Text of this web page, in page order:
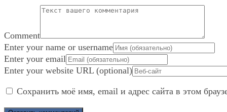
Comment
Enter your name or username
Enter your email
Enter your website URL (optional)
Сохранить моё имя, email и адрес сайта в этом